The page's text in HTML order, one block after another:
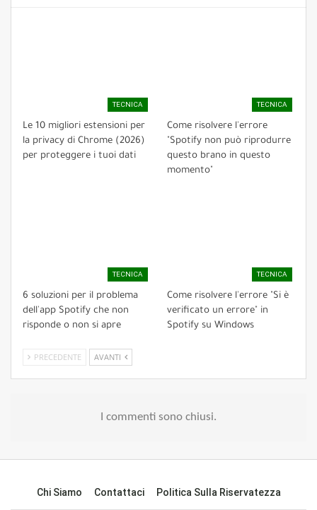
TECNICA
Le 10 migliori estensioni per
la privacy di Chrome (2026)
per proteggere i tuoi dati
TECNICA
Come risolvere l'errore
"Spotify non può riprodurre
questo brano in questo
momento"
TECNICA
6 soluzioni per il problema
dell'app Spotify che non
risponde o non si apre
TECNICA
Come risolvere l'errore "Si è
verificato un errore" in
Spotify su Windows
PRECEDENTE AVANTI
I commenti sono chiusi.
Chi Siamo Contattaci Politica Sulla Riservatezza